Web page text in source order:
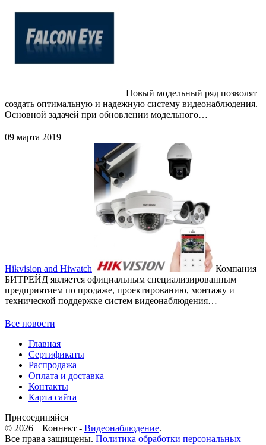
Новый модельный ряд позволят
создать оптимальную и надежную систему видеонаблюдения.
Основной задачей при обновлении модельного…
09 марта 2019
Hikvision and Hiwatch
Компания
БИТРЕЙД является официальным специализированным
предприятием по продаже, проектированию, монтажу и
технической поддержке систем видеонаблюдения…
Все новости
Главная
Сертификаты
Распродажа
Оплата и доставка
Контакты
Карта сайта
Присоединяйся
© 2026 | Коннект - Видеонаблюдение.
Все права защищены. Политика обработки персональных